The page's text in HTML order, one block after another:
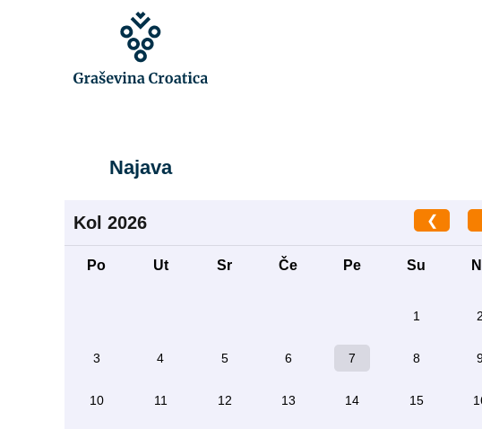
Najava
Kol 2026 ❮
Po Ut Sr Če Pe Su
1 2
3 4 5 6 7 8
10 11 12 13 14 15